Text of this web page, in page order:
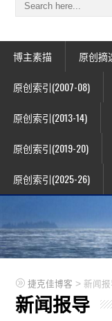
博主素描 原创摘
原创索引(2007-08)
原创索引(2013-14)
原创索引(2019-20)
原创索引(2025-26)
捷克佳博客 > 新闻报
新闻报导